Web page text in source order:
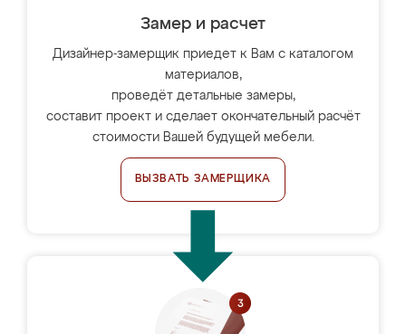
Замер и расчет
Дизайнер-замерщик приедет к Вам с каталогом
материалов,
проведёт детальные замеры,
составит проект и сделает окончательный расчёт
стоимости Вашей будущей мебели.
ВЫЗВАТЬ ЗАМЕРЩИКА